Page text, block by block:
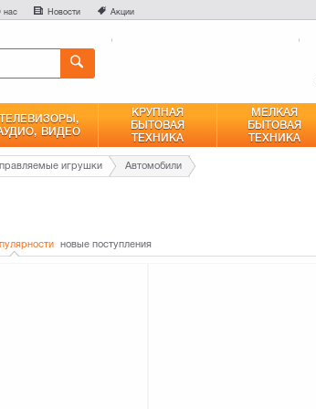
нас Новости Акции
ТЕЛЕВИЗОРЫ,
ВИДЕО
КРУПНАЯ
БЫТОВАЯ
ТЕХНИКА
МЕЛКАЯ
БЫТОВАЯ
ТЕХНИКА
игрушки Автомобили
новые поступления
Сравнение